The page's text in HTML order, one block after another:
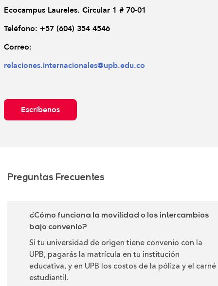
Ecocampus Laureles. Circular 1 # 70-01
Teléfono: +57 (604) 354 4546
Correo:
relaciones.internacionales@upb.edu.co
Escríbenos
Preguntas Frecuentes
¿Cómo funciona la movilidad o los intercambios
bajo convenio?
Si tu universidad de origen tiene convenio con la
UPB, pagarás la matrícula en tu institución
educativa, y en UPB los costos de la póliza y el carné
estudiantil.